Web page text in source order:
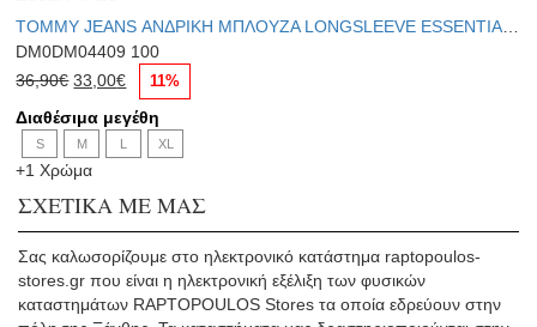
στη
προϊόν
σελίδα
του
προϊόντος
DM0DM04409 100
36,90€ Original
was:
36,90€.
33,00€Η
τρέχουσα
τιμή
είναι:
11%
Διαθέσιμα μεγέθη
S M L XL
+1 Χρώμα
ΣΧΕΤΙΚΑ ΜΕ ΜΑΣ
Σας καλωσορίζουμε στο ηλεκτρονικό κατάστημα raptopoulos-
stores.gr που είναι η ηλεκτρονική εξέλιξη των φυσικών
καταστημάτων RAPTOPOULOS Stores τα οποία εδρεύουν στην